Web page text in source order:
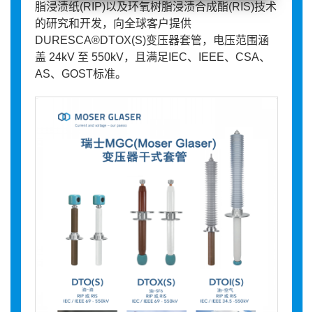
脂浸渍纸(RIP)以及环氧树脂浸渍合成酯(RIS)技术
的研究和开发，向全球客户提供
DURESCA®DTOX(S)变压器套管，电压范围涵
盖 24kV 至 550kV，且满足IEC、IEEE、CSA、
AS、GOST标准。